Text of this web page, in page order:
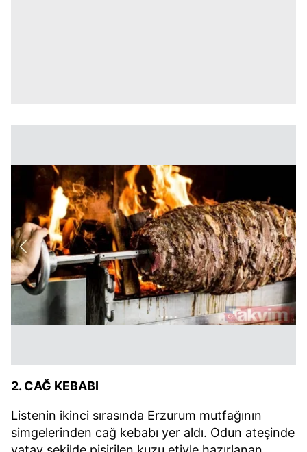
2. CAĞ KEBABI
Listenin ikinci sırasında Erzurum mutfağının
simgelerinden cağ kebabı yer aldı. Odun ateşinde